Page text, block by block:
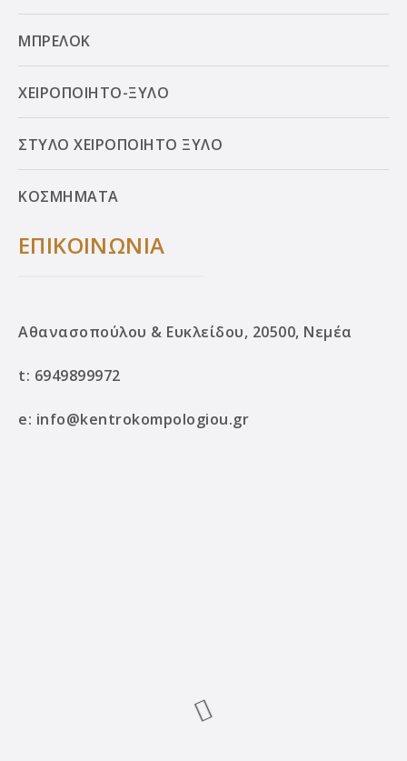
ΜΠΡΕΛΟΚ
ΧΕΙΡΟΠΟΙΗΤΟ-ΞΥΛΟ
ΣΤΥΛΟ ΧΕΙΡΟΠΟΙΗΤΟ ΞΥΛΟ
ΚΟΣΜΗΜΑΤΑ
ΕΠΙΚΟΙΝΩΝΙΑ
Αθανασοπούλου & Ευκλείδου, 20500, Νεμέα
t: 6949899972
e: info@kentrokompologiou.gr